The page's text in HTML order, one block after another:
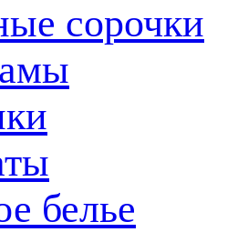
сорочки
белье